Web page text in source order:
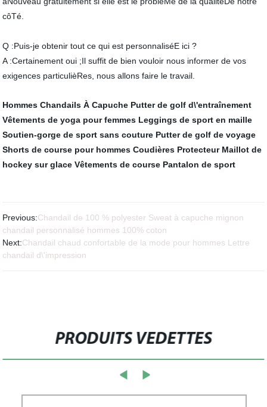
côTé.
Q :Puis-je obtenir tout ce qui est personnaliséE ici ?
A :Certainement oui ;Il suffit de bien vouloir nous informer de vos
exigences particulièRes, nous allons faire le travail.
Hommes Chandails À Capuche Putter de golf d\'entraînement
Vêtements de yoga pour femmes Leggings de sport en maille
Soutien-gorge de sport sans couture Putter de golf de voyage
Shorts de course pour hommes Coudières Protecteur Maillot de
hockey sur glace Vêtements de course Pantalon de sport
Previous:Chandail de 100 % polyester Sweat à capuche mignon
chandail personnalisé hommes 100% coton
Next:Chandail chaud confortable de la mode pour hommes Lettre
chandail d\'impression
PRODUITS VEDETTES